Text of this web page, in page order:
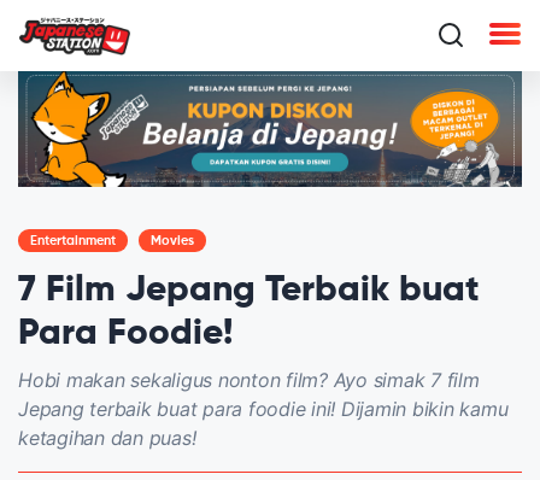
Entertainment Movies
7 Film Jepang Terbaik buat
Para Foodie!
Hobi makan sekaligus nonton film? Ayo simak 7 film
Jepang terbaik buat para foodie ini! Dijamin bikin kamu
ketagihan dan puas!